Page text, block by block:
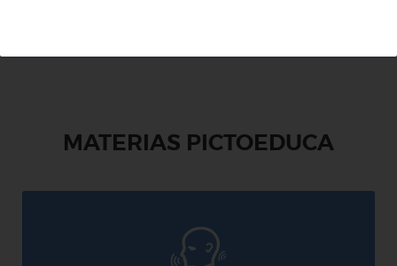
MATERIAS PICTOEDUCA